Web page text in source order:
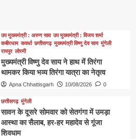
उप मुख्यमंत्री : अरुण साव उप मुख्यमंत्री : विजय शर्मा
कबीरधाम कवर्धा छत्तीसगढ़ मुख्यमंत्री विष्णु देव साय मुंगेली
रायपुर लोरमी
मुख्यमंत्री विष्णु देव साय ने हाथ में तिरंगा
थामकर किया भव्य तिरंगा यात्रा का नेतृत्व
Apna Chhattisgarh 10/08/2026 0
छत्तीसगढ़ मुंगेली
सावन के दूसरे सोमवार को सेतगंगा में उमड़ा
आस्था का सैलाब, हर-हर महादेव से गूंजा
शिवधाम